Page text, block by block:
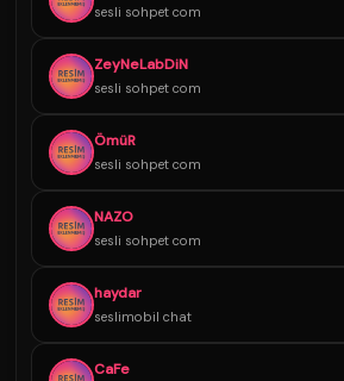
sesli sohpet com
ZeyNeLabDiN
sesli sohpet com
ÖmüR
sesli sohpet com
NAZO
sesli sohpet com
haydar
seslimobil chat
CaFe